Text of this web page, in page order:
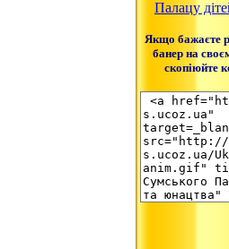
Якщо бажаєте
банер на
скопіюйте